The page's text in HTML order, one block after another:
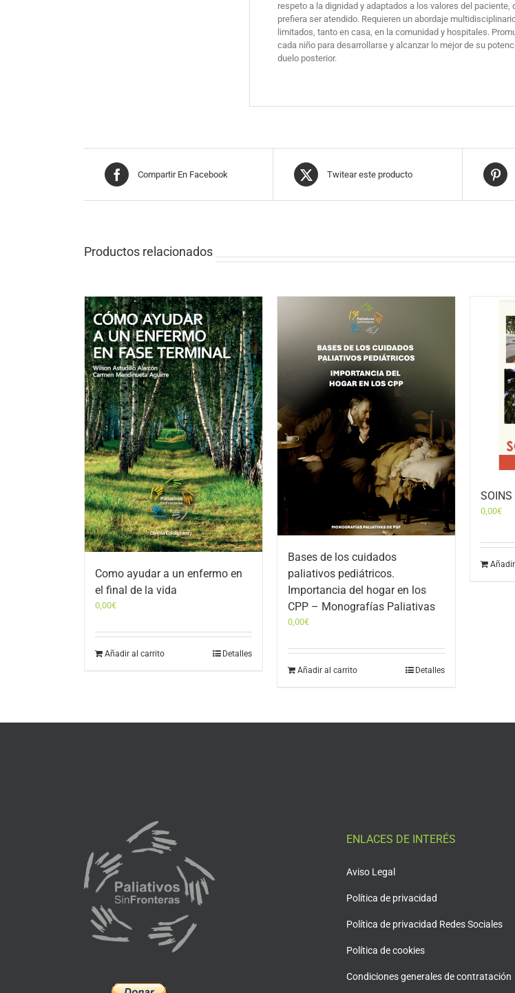
respeto a la dignidad y adaptados a los valores del
prefiera ser atendido. Requieren un abordaje
limitados, tanto en casa, en la comunidad y hospitales.
cada niño para desarrollarse y alcanzar lo mejor de su
duelo posterior.
Compartir En Facebook Twitear este producto
Productos relacionados
Como ayudar a un enfermo en
el final de la vida
0,00€
Añadir al carrito Detalles
Bases de los cuidados
paliativos pediátricos.
Importancia del hogar en los
CPP – Monografías Paliativas
0,00€
Añadir al carrito Detalles
SOINS
0,00€
ENLACES DE INTERÉS
Aviso Legal
Política de privacidad
Política de privacidad Redes Sociales
Política de cookies
Condiciones generales de contratación